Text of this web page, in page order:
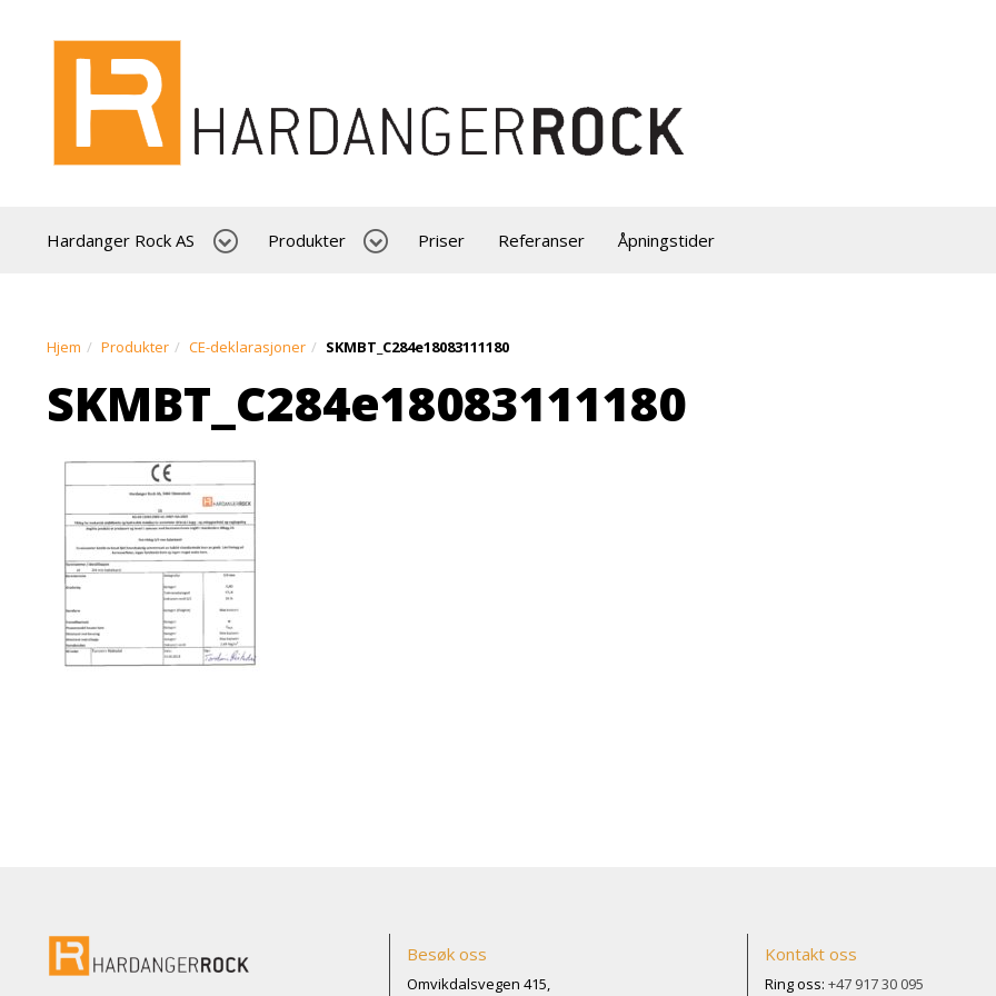
Hardanger Rock AS Produkter Priser Referanser Åpningstider
Hjem Produkter CE-deklarasjoner SKMBT_C284e18083111180
SKMBT_C284e18083111180
Besøk oss
Omvikdalsvegen 415,
Kontakt oss
Ring oss: +47 917 30 095